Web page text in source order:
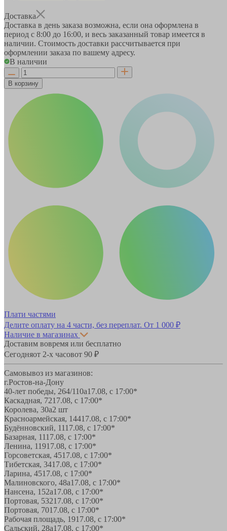
Доставка
Доставка в день заказа возможна, если она оформлена в
период с 8:00 до 16:00, и весь заказанный товар имеется в
наличии. Стоимость доставки рассчитывается при
оформлении заказа по вашему адресу.
В наличии
В корзину
Плати частями
Делите оплату на 4 части, без переплат. От 1 000 ₽
Наличие в магазинах
Доставим вовремя или бесплатно
Сегодняот 2-х часовот 90 ₽
Самовывоз из магазинов:
г.Ростов-на-Дону
40-лет победы, 264/110а17.08, с 17:00*
Каскадная, 7217.08, с 17:00*
Королева, 30а2 шт
Красноармейская, 14417.08, с 17:00*
Будённовский, 1117.08, с 17:00*
Базарная, 1117.08, с 17:00*
Ленина, 11917.08, с 17:00*
Горсоветская, 4517.08, с 17:00*
Тибетская, 3417.08, с 17:00*
Ларина, 4517.08, с 17:00*
Малиновского, 48а17.08, с 17:00*
Нансена, 152а17.08, с 17:00*
Портовая, 53217.08, с 17:00*
Портовая, 7017.08, с 17:00*
Рабочая площадь, 1917.08, с 17:00*
Сальский, 28a17.08, с 17:00*